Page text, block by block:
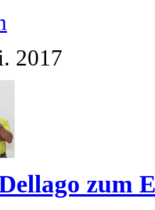
2017
zum